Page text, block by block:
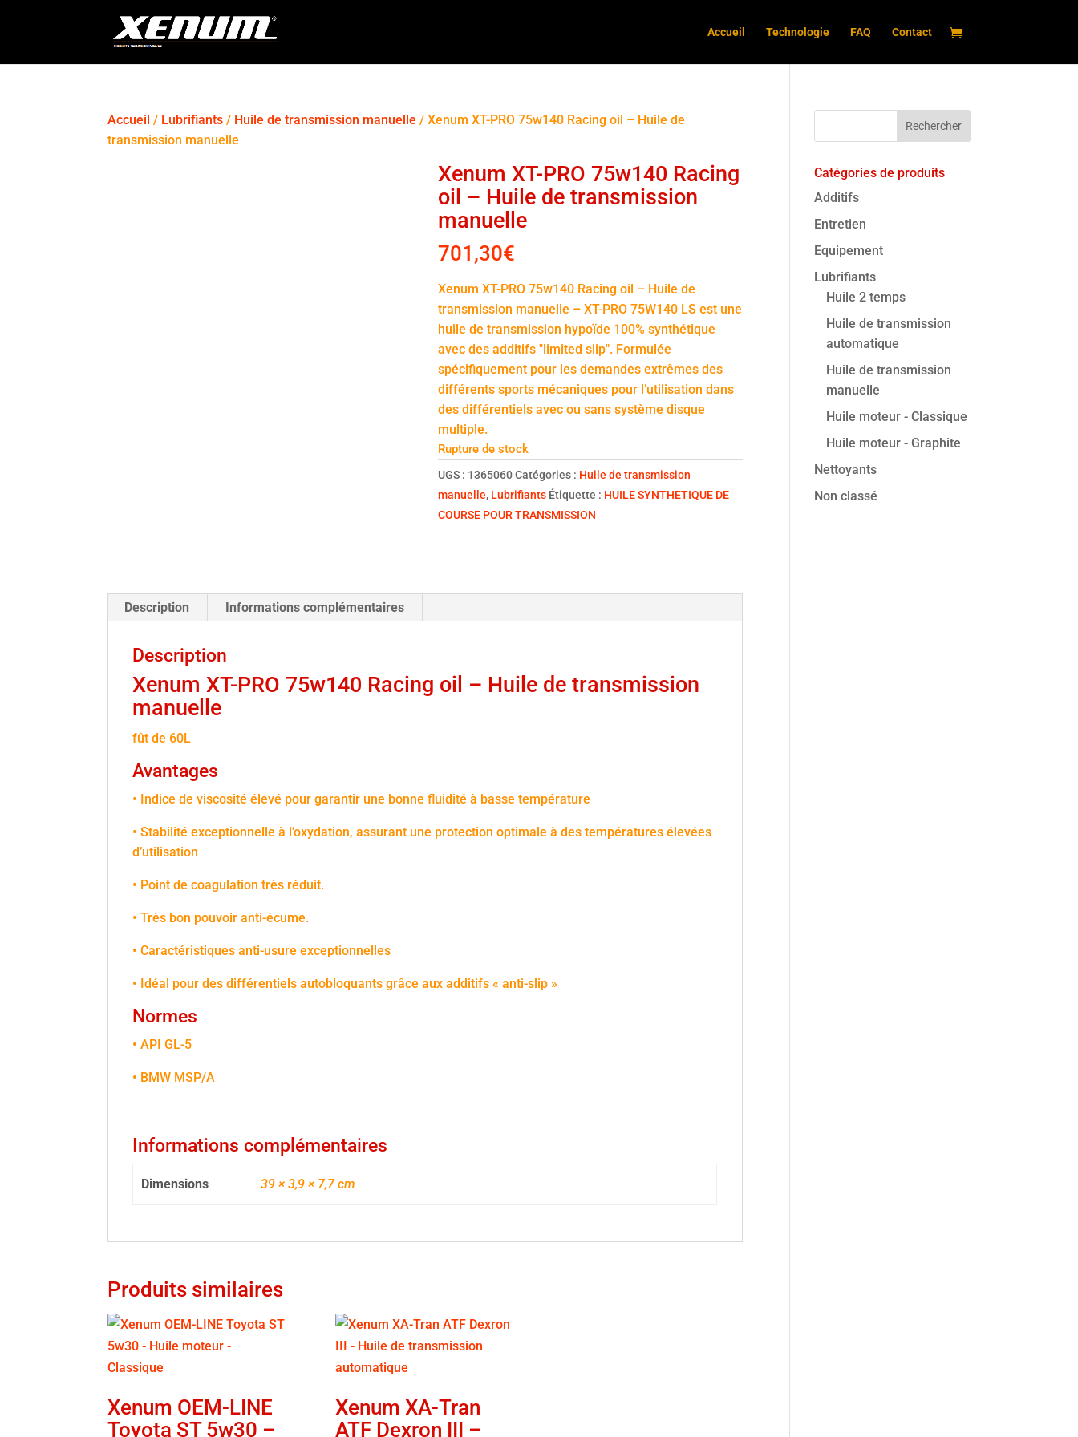
Accueil Technologie FAQ Contact
Accueil / Lubrifiants / Huile de transmission manuelle / Xenum XT-PRO 75w140 Racing oil – Huile de
transmission manuelle
Xenum XT-PRO 75w140 Racing
oil – Huile de transmission
manuelle
701,30€
Xenum XT-PRO 75w140 Racing oil – Huile de
transmission manuelle – XT-PRO 75W140 LS est une
huile de transmission hypoïde 100% synthétique
avec des additifs "limited slip". Formulée
spécifiquement pour les demandes extrêmes des
différents sports mécaniques pour l’utilisation dans
des différentiels avec ou sans système disque
multiple.
Rupture de stock
UGS : 1365060Catégories : Huile de transmission
manuelle, Lubrifiants Étiquette : HUILE SYNTHETIQUE DE
COURSE POUR TRANSMISSION
Description Informations complémentaires
Description
Xenum XT-PRO 75w140 Racing oil – Huile de transmission
manuelle
fût de 60L
Avantages
• Indice de viscosité élevé pour garantir une bonne fluidité à basse température
• Stabilité exceptionnelle à l’oxydation, assurant une protection optimale à des températures élevées
d’utilisation
• Point de coagulation très réduit.
• Très bon pouvoir anti-écume.
• Caractéristiques anti-usure exceptionnelles
• Idéal pour des différentiels autobloquants grâce aux additifs « anti-slip »
Normes
• API GL-5
• BMW MSP/A
Informations complémentaires
Dimensions 39 × 3,9 × 7,7 cm
Produits similaires
Xenum OEM-LINE
Toyota ST 5w30 –
Xenum XA-Tran
ATF Dexron III –
Catégories de produits
Additifs
Entretien
Equipement
Lubrifiants
Huile 2 temps
Huile de transmission
automatique
Huile de transmission
manuelle
Huile moteur - Classique
Huile moteur - Graphite
Nettoyants
Non classé